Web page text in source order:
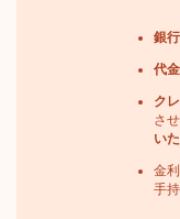
銀
代
ク
さ
い
金
手